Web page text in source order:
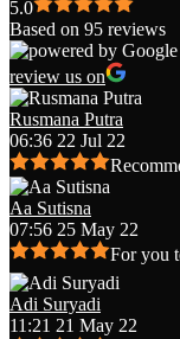
5.0
Based on 95 reviews
review us on
Rusmana Putra
06:36 22 Jul 22
Aa Sutisna
07:56 25 May 22
For you
Adi Suryadi
11:21 21 May 22